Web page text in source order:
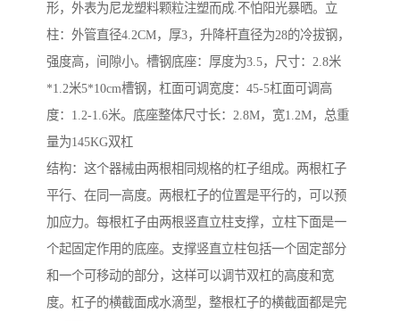
形，外表为尼龙塑料颗粒注塑而成.不怕阳光暴晒。立
柱：外管直径4.2CM，厚3，升降杆直径为28的冷拔钢，
强度高，间隙小。槽钢底座：厚度为3.5，尺寸：2.8米
*1.2米5*10cm槽钢，杠面可调宽度：45-5杠面可调高
度：1.2-1.6米。底座整体尺寸长：2.8M，宽1.2M，总重
量为145KG双杠
结构：这个器械由两根相同规格的杠子组成。两根杠子
平行、在同一高度。两根杠子的位置是平行的，可以预
加应力。每根杠子由两根竖直立柱支撑，立柱下面是一
个起固定作用的底座。支撑竖直立柱包括一个固定部分
和一个可移动的部分，这样可以调节双杠的高度和宽
度。杠子的横截面成水滴型，整根杠子的横截面都是完